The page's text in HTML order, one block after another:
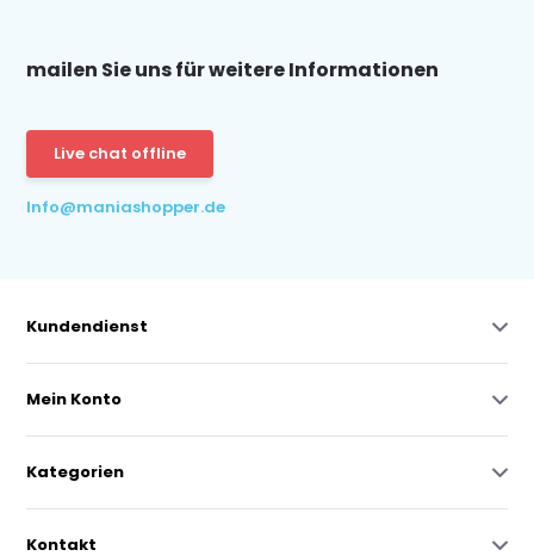
mailen Sie uns für weitere Informationen
Live chat offline
Info@maniashopper.de
Kundendienst
Mein Konto
Kategorien
Kontakt